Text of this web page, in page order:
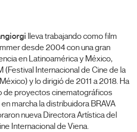
lleva trabajando como film
desde 2004 con una gran
en Latinoamérica y México,
(Festival Internacional de Cine de la
y lo dirigió de 2011 a 2018. Ha
de proyectos cinematográficos
marcha la distribuidora BRAVA
nueva Directora Artística del
Internacional de Viena.